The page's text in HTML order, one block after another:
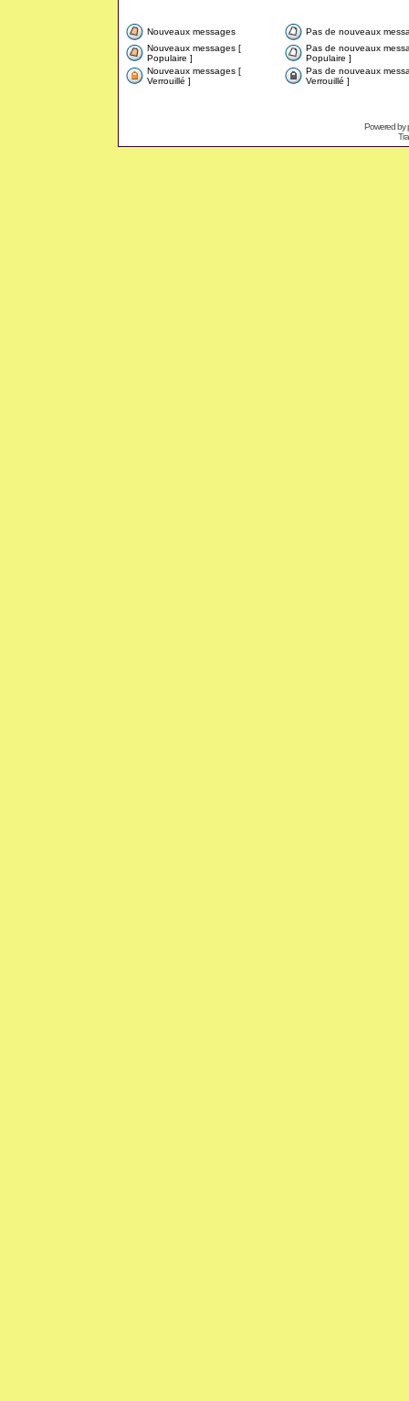
Nouveaux messages
Pas de nouveaux
Nouveaux messages [
Populaire ]
Pas de nouveaux
Populaire ]
Nouveaux messages [
Verrouillé ]
Pas de nouveaux
Verrouillé ]
Powered by